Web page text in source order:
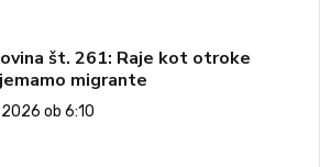
št. 261: Raje kot otroke
migrante
2026 ob 6:10